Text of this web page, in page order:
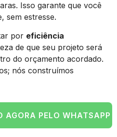
Isso garante que você
sem estresse.
por eficiência
de que seu projeto será
do orçamento acordado.
nós construímos
AGORA PELO WHATSAPP